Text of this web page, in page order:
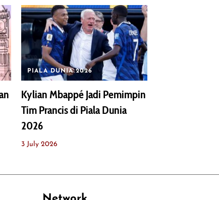
PIALA DUNIA 2026
Kylian Mbappé Jadi Pemimpin
Tim Prancis di Piala Dunia
2026
3 July 2026